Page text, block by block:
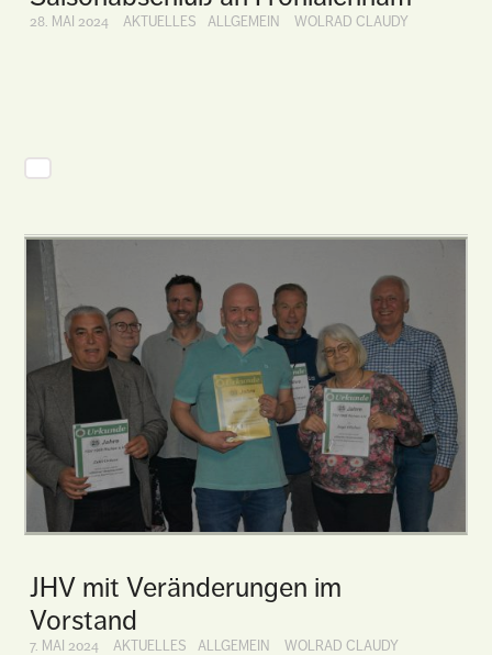
28. MAI 2024 AKTUELLES ALLGEMEIN WOLRAD CLAUDY
JHV mit Veränderungen im
Vorstand
7. MAI 2024 AKTUELLES ALLGEMEIN WOLRAD CLAUDY